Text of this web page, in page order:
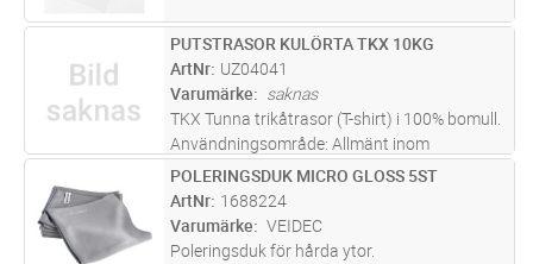
KG Lägg i kundvagn
PUTSTRASOR KULÖRTA TKX 10KG
ArtNr UZ04041
Varumärke
saknas
TKX Tunna trikåtrasor (T-shirt) i 100% bomull.
Användningsområde: Allmänt inom
produktion då höga krav på
absorptionsförmåga och smidighet ställs.
FP Lägg i kundvagn
POLERINGSDUK MICRO GLOSS 5ST
ArtNr 1688224
Varumärke
VEIDEC
Poleringsduk för hårda ytor.